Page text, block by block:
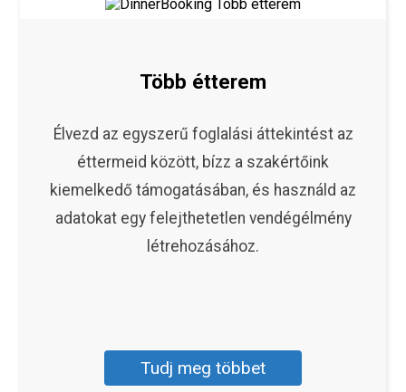
Több étterem
Élvezd az egyszerű foglalási áttekintést az
éttermeid között, bízz a szakértőink
kiemelkedő támogatásában, és használd az
adatokat egy felejthetetlen vendégélmény
létrehozásához.
Tudj meg többet